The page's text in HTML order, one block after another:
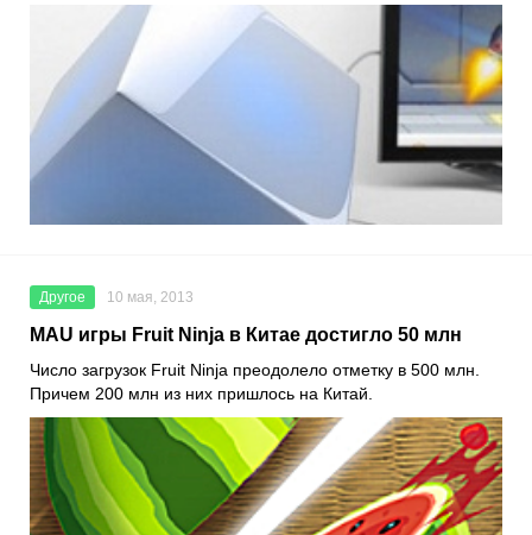
Другое 10 мая, 2013
MAU игры Fruit Ninja в Китае достигло 50 млн
Число загрузок Fruit Ninja преодолело отметку в 500 млн.
Причем 200 млн из них пришлось на Китай.